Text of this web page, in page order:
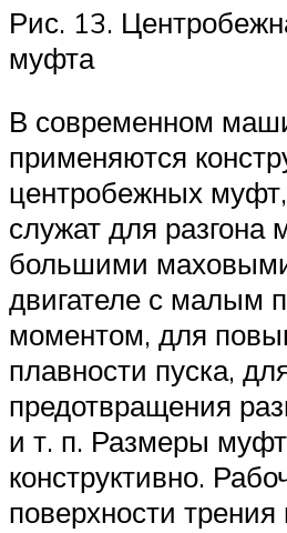
Рис. 13.
муфта
В современном
применяются
центробежных
служат для разгона
большими
двигателе с малым
моментом, для
плавности пуска,
предотвращения
и т. п. Размеры
конструктивно.
поверхности трения